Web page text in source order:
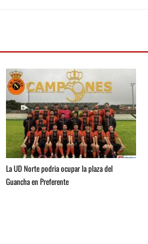
La UD Norte podria ocupar la plaza del
Guancha en Preferente